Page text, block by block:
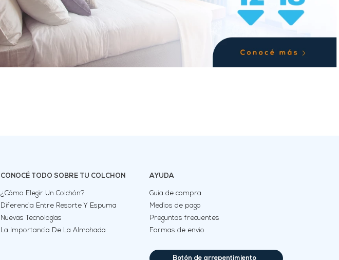
CONOCÉ TODO SOBRE TU COLCHON
¿Cómo Elegir Un Colchón?
Diferencia Entre Resorte Y Espuma
Nuevas Tecnologías
La Importancia De La Almohada
AYUDA
Guia de compra
Medios de pago
Preguntas frecuentes
Formas de envio
Botón de arrepentimiento